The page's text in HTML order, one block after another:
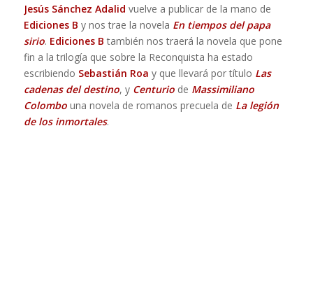
Jesús Sánchez Adalid vuelve a publicar de la mano de
Ediciones B y nos trae la novela En tiempos del papa
sirio. Ediciones B también nos traerá la novela que pone
fin a la trilogía que sobre la Reconquista ha estado
escribiendo Sebastián Roa y que llevará por título Las
cadenas del destino, y Centuriode Massimiliano
Colombouna novela de romanos precuela de La legión
de los inmortales.